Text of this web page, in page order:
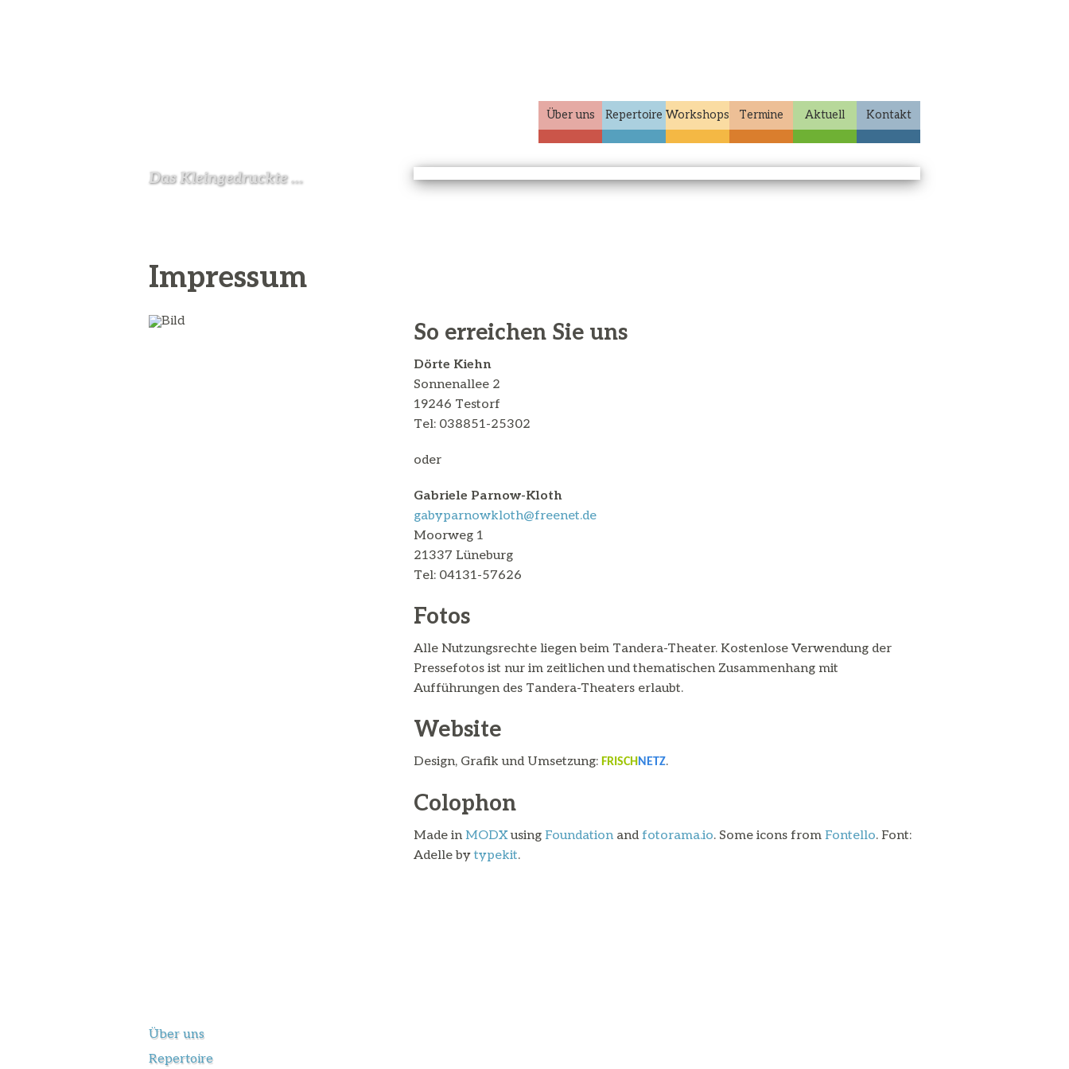
Über uns Repertoire Workshops Termine Aktuell Kontakt
Das Kleingedruckte …
Impressum
So erreichen Sie uns
Dörte Kiehn
Sonnenallee 2
19246 Testorf
Tel: 038851-25302
oder
Gabriele Parnow-Kloth
gabyparnowkloth@freenet.de
Moorweg 1
21337 Lüneburg
Tel: 04131-57626
Fotos
Alle Nutzungsrechte liegen beim Tandera-Theater. Kostenlose Verwendung der
Pressefotos ist nur im zeitlichen und thematischen Zusammenhang mit
Aufführungen des Tandera-Theaters erlaubt.
Website
Design, Grafik und Umsetzung:FRISCHNETZ.
Colophon
Made in MODXusing Foundation andfotorama.io. Some icons from Fontello. Font:
Adelle bytypekit.
Über uns
Repertoire